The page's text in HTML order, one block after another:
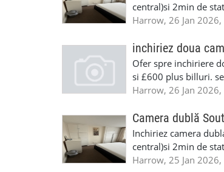
central)si 2min de
room ,parcare
Harrow, 26 Jan
inchiriez doua
Ofer spre inchiriere
si £600 plus billuri.
Harrow, 26 Jan
Camera dublă
Inchiriez camera
central)si 2min de
room ,parcare
Harrow, 25 Jan